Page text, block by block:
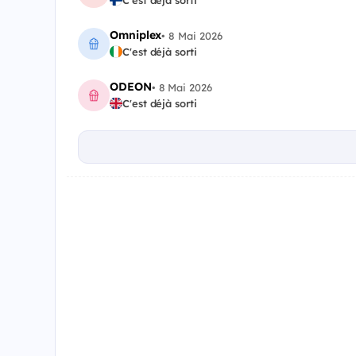
Omniplex•8 Mai 2026
C'est déjà sorti
ODEON• 8 Mai 2026
C'est déjà sorti